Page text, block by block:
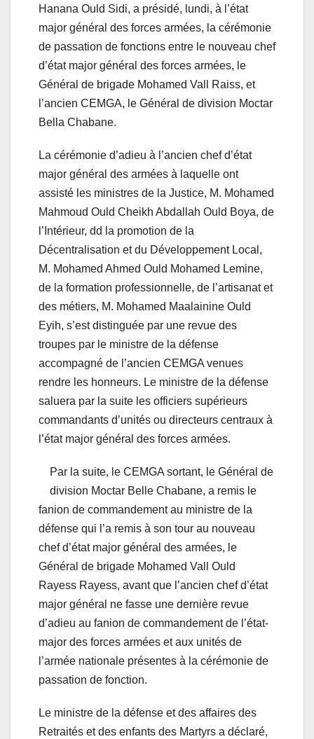
Hanana Ould Sidi, a présidé, lundi, à l’état
major général des forces armées, la cérémonie
de passation de fonctions entre le nouveau chef
d’état major général des forces armées, le
Général de brigade Mohamed Vall Raiss, et
l’ancien CEMGA, le Général de division Moctar
Bella Chabane.
La cérémonie d’adieu à l’ancien chef d’état
major général des armées à laquelle ont
assisté les ministres de la Justice, M. Mohamed
Mahmoud Ould Cheikh Abdallah Ould Boya, de
l’Intérieur, dd la promotion de la
Décentralisation et du Développement Local,
M. Mohamed Ahmed Ould Mohamed Lemine,
de la formation professionnelle, de l’artisanat et
des métiers, M. Mohamed Maalainine Ould
Eyih, s’est distinguée par une revue des
troupes par le ministre de la défense
accompagné de l’ancien CEMGA venues
rendre les honneurs. Le ministre de la défense
saluera par la suite les officiers supérieurs
commandants d’unités ou directeurs centraux à
l’état major général des forces armées.
Par la suite, le CEMGA sortant, le Général de
division Moctar Belle Chabane, a remis le
fanion de commandement au ministre de la
défense qui l’a remis à son tour au nouveau
chef d’état major général des armées, le
Général de brigade Mohamed Vall Ould
Rayess Rayess, avant que l’ancien chef d’état
major général ne fasse une dernière revue
d’adieu au fanion de commandement de l’état-
major des forces armées et aux unités de
l’armée nationale présentes à la cérémonie de
passation de fonction.
Le ministre de la défense et des affaires des
Retraités et des enfants des Martyrs a déclaré,